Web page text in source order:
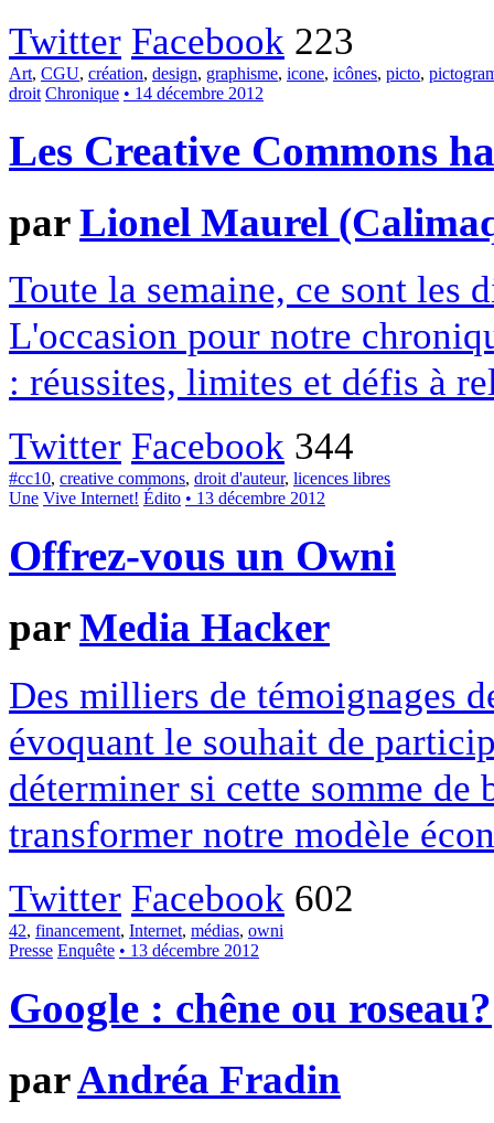
Twitter Facebook 223
Art, CGU, création, design, graphisme, icone, icônes, picto,
droit Chronique • 14 décembre 2012
Les Creative Commons
parLionel Maurel
Toute la semaine, ce sont les
L'occasion pour notre
: réussites, limites et défis à
Twitter Facebook 344
#cc10, creative commons, droit d'auteur, licences libres
Une Vive Internet! Édito • 13 décembre 2012
Offrez-vous un Owni
parMedia Hacker
Des milliers de témoignages
évoquant le souhait de
déterminer si cette somme
transformer notre modèle
Twitter Facebook 602
42, financement, Internet, médias, owni
Presse Enquête • 13 décembre 2012
Google : chêne ou roseau?
parAndréa Fradin